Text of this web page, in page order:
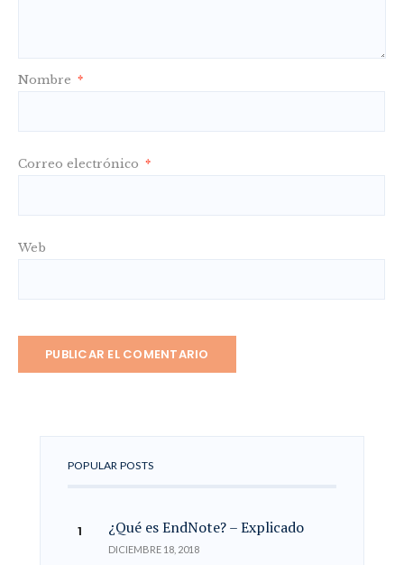
Nombre *
Correo electrónico *
Web
POPULAR POSTS
¿Qué es EndNote? – Explicado
DICIEMBRE 18, 2018